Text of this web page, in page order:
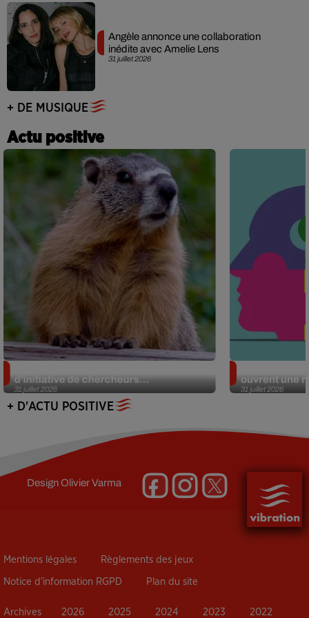
31 juillet 2026
Angèle annonce une collaboration
inédite avec Amelie Lens
+ DE MUSIQUE
Actu positive
31 juillet 2026
d’initiative de chercheurs...
31 juillet 2026
ouvrent une
+ D'ACTU POSITIVE
DesignOlivier Varma
Mentions légales Règlements des jeux
Notice d’information RGPD Plan du site
Archives 2026 2025 2024 2023 2022